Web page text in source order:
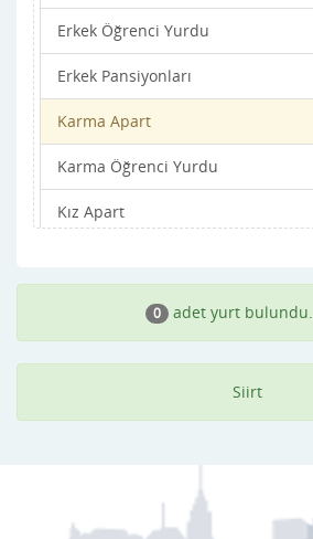
Erkek Öğrenci Yurdu
Erkek Pansiyonları
Karma Apart
Karma Öğrenci Yurdu
Kız Apart
Kız Pansiyonları
0 adet yurt bulundu.
Siirt